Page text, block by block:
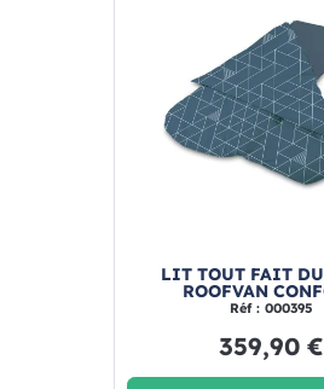
LIT TOUT FAIT
ROOFVAN
Réf : 000395
359,90 €